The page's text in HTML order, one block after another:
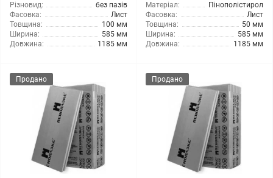
Різновид:
без пазів
Фасовка:
Лист
Товщина:
100 мм
Ширина:
585 мм
Довжина:
1185 мм
Матеріал:
Пінополістирол
Фасовка:
Лист
Товщина:
50 мм
Ширина:
585 мм
Довжина:
1185 мм
Продано Продано